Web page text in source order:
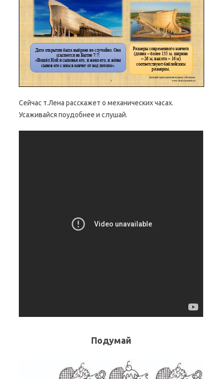
Сейчас т.Лена расскажет о механических часах.
Усаживайся поудобнее и слушай.
Подумай